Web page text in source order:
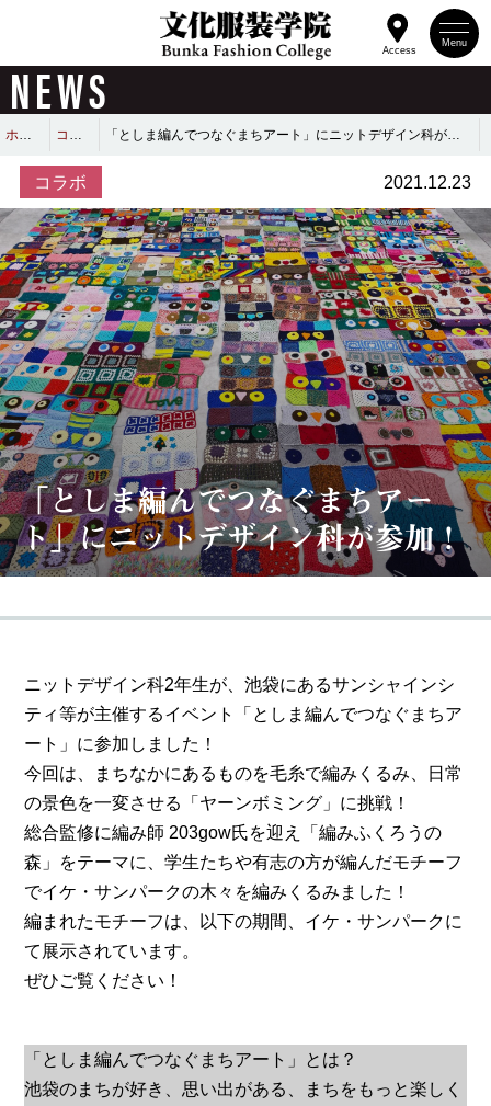
Menu
Access
NEWS
ホーム コラボ 「としま編んでつなぐまちアート」にニットデザイン科が参加！
コラボ 2021.12.23
「としま編んでつなぐまちアー
ト」にニットデザイン科が参加！
ニットデザイン科2年生が、池袋にあるサンシャインシ
ティ等が主催するイベント「としま編んでつなぐまちア
ート」に参加しました！
今回は、まちなかにあるものを毛糸で編みくるみ、日常
の景色を一変させる「ヤーンボミング」に挑戦！
総合監修に編み師 203gow氏を迎え「編みふくろうの
森」をテーマに、学生たちや有志の方が編んだモチーフ
でイケ・サンパークの木々を編みくるみました！
編まれたモチーフは、以下の期間、イケ・サンパークに
て展示されています。
ぜひご覧ください！
「としま編んでつなぐまちアート」とは？
池袋のまちが好き、思い出がある、まちをもっと楽しく